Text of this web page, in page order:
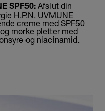
SPF50: Afslut din
H.P.N. UVMUNE
creme med SPF50
mørke pletter med
og niacinamid.